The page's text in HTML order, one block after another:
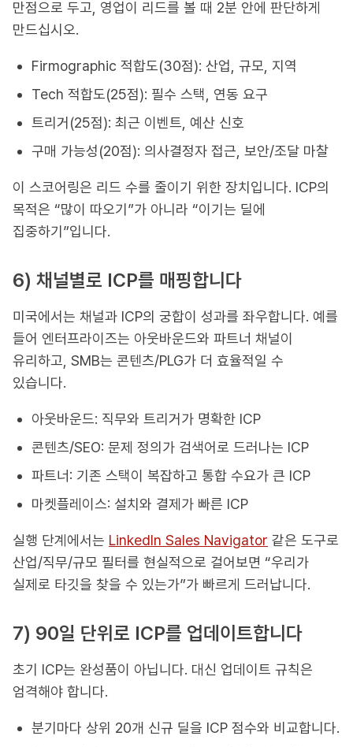
만점으로 두고, 영업이 리드를 볼 때 2분 안에 판단하게
만드십시오.
Firmographic 적합도(30점): 산업, 규모, 지역
Tech 적합도(25점): 필수 스택, 연동 요구
트리거(25점): 최근 이벤트, 예산 신호
구매 가능성(20점): 의사결정자 접근, 보안/조달 마찰
이 스코어링은 리드 수를 줄이기 위한 장치입니다. ICP의
목적은 “많이 따오기”가 아니라 “이기는 딜에
집중하기”입니다.
6) 채널별로 ICP를 매핑합니다
미국에서는 채널과 ICP의 궁합이 성과를 좌우합니다. 예를
들어 엔터프라이즈는 아웃바운드와 파트너 채널이
유리하고, SMB는 콘텐츠/PLG가 더 효율적일 수
있습니다.
아웃바운드: 직무와 트리거가 명확한 ICP
콘텐츠/SEO: 문제 정의가 검색어로 드러나는 ICP
파트너: 기존 스택이 복잡하고 통합 수요가 큰 ICP
마켓플레이스: 설치와 결제가 빠른 ICP
실행 단계에서는 LinkedIn Sales Navigator 같은 도구로
산업/직무/규모 필터를 현실적으로 걸어보면 “우리가
실제로 타깃을 찾을 수 있는가”가 빠르게 드러납니다.
7) 90일 단위로 ICP를 업데이트합니다
초기 ICP는 완성품이 아닙니다. 대신 업데이트 규칙은
엄격해야 합니다.
분기마다 상위 20개 신규 딜을 ICP 점수와 비교합니다.